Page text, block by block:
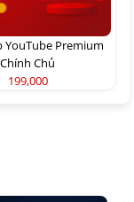
YouTube Premium
Chính Chủ
199,000